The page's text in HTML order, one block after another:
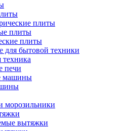
плиты
плиты
плиты
бытовой техники
печи
машины
морозильники
вытяжки